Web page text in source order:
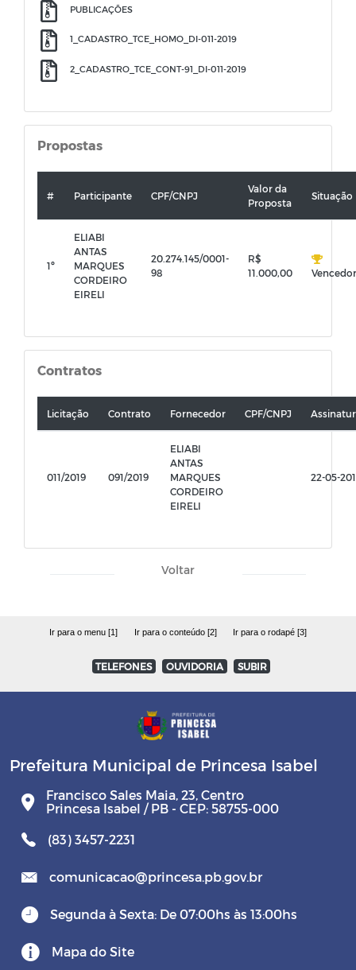
PUBLICAÇÕES
1_CADASTRO_TCE_HOMO_DI-011-2019
2_CADASTRO_TCE_CONT-91_DI-011-2019
Propostas
# Participante CPF/CNPJ
Valor da
Proposta
Situação
1º
ELIABI
ANTAS
MARQUES
CORDEIRO
EIRELI
20.274.145/0001-
98
R$
11.000,00
Vencedor
Contratos
Licitação Contrato Fornecedor CPF/CNPJ
011/2019 091/2019
ELIABI
ANTAS
MARQUES
CORDEIRO
EIRELI
22-05-
Voltar
Ir para o menu [1] Ir para o conteúdo [2] Ir para o rodapé [3]
TELEFONES OUVIDORIA SUBIR
Prefeitura Municipal de Princesa Isabel
Francisco Sales Maia, 23, Centro
Princesa Isabel / PB - CEP: 58755-000
(83) 3457-2231
comunicacao@princesa.pb.gov.br
Segunda à Sexta: De 07:00hs às 13:00hs
Mapa do Site